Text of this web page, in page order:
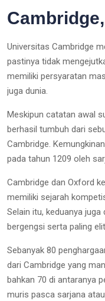
Universitas Cambridge
pastinya tidak
memiliki persyaratan
juga dunia.
Meskipun catatan awal
berhasil tumbuh dari
Cambridge.
pada tahun 1209 oleh
Cambridge dan Oxford
memiliki sejarah
Selain itu, keduanya
bergengsi serta paling
Sebanyak 80
dari Cambridge yang
bahkan 70 di antaranya
muris pasca sarjana